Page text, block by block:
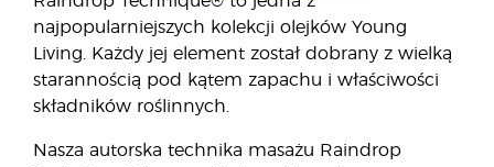
najpopularniejszych kolekcji olejków Young
Living. Każdy jej element został dobrany z wielką
starannością pod kątem zapachu i właściwości
składników roślinnych.
Nasza autorska technika masażu Raindrop